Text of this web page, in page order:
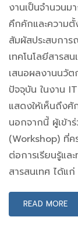
งานเป็นจำนวนม
คึกคักและความ
สัมผัสประสบกา
เทคโนโลยีสารส
เสนอผลงานนวัต
ปัจจุบัน ในงาน
แสดงให้เห็นถึง
นอกจากนี้ ผู้เข้า
(Workshop) ที่ค
ต่อการเรียนรู้แล
สารสนเทศ ได้แ
READ MORE